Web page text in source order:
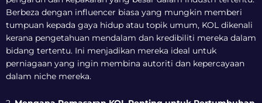
Berbeza dengan influencer biasa yang mungkin memberi
tumpuan kepada gaya hidup atau topik umum, KOL dikenali
kerana pengetahuan mendalam dan kredibiliti mereka dalam
bidang tertentu. Ini menjadikan mereka ideal untuk
perniagaan yang ingin membina autoriti dan kepercayaan
dalam niche mereka.